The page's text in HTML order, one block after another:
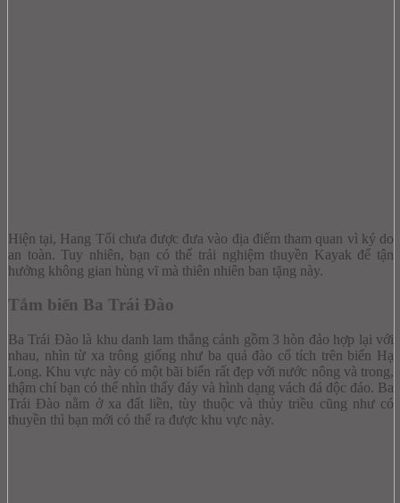
Hiện tại, Hang Tối chưa được đưa vào địa điểm tham quan vì ký do
an toàn. Tuy nhiên, bạn có thể trải nghiệm thuyền Kayak để tận
hưởng không gian hùng vĩ mà thiên nhiên ban tặng này.
Tắm biển Ba Trái Đào
Ba Trái Đào là khu danh lam thắng cảnh gồm 3 hòn đảo hợp lại với
nhau, nhìn từ xa trông giống như ba quả đào cổ tích trên biển Hạ
Long. Khu vực này có một bãi biển rất đẹp với nước nông và trong,
thậm chí bạn có thể nhìn thấy đáy và hình dạng vách đá độc đáo. Ba
Trái Đào nằm ở xa đất liền, tùy thuộc và thủy triều cũng như có
thuyền thì bạn mới có thể ra được khu vực này.